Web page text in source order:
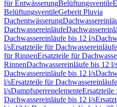
für EntwässerungBelüftungsventile
BelüftungsventileGeberit Pluvia
Dachentwässerung
Dachwassereinläufe
Dachwassereinläufe bis 12 l/s
l/sErsatzteile für
für RinnenErsatzteile für
RinnenDachwassereinläufe bis 12 l/
Dachwassereinläufe bis 12 l/s
l/sErsatzteile für
l/sDampfsperrenelementeErsatzteile
Dachwassereinläufe bis 12 l/s